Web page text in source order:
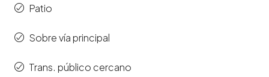
Patio
Sobre vía principal
Trans. público cercano